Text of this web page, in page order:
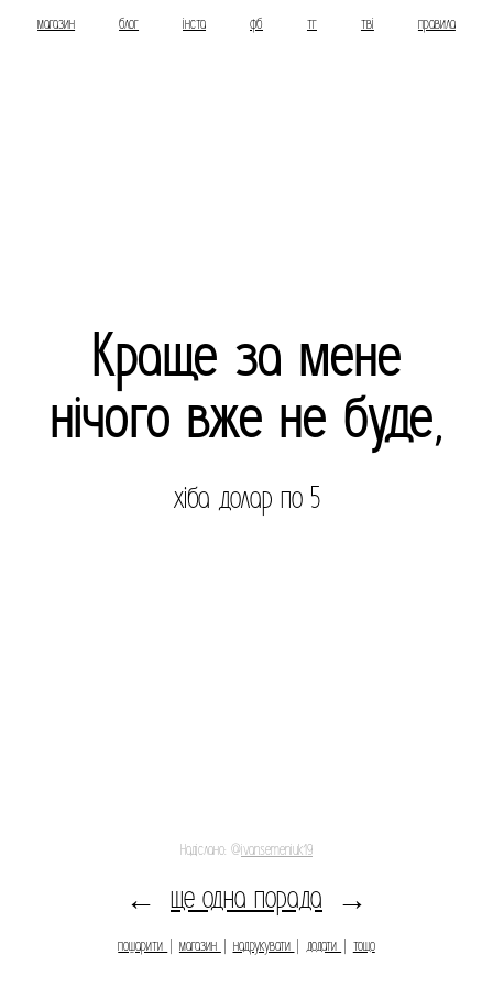
магазин блог інста фб тг тві правила
Краще за мене
нічого вже не буде,
хіба долар по 5
Надіслано: @ivansemeniuk19
← ще одна порада →
пошарити магазин надрукувати додати тощо